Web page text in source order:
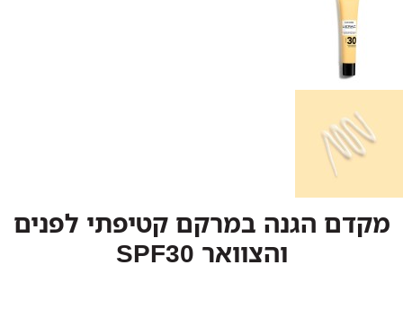
מקדם הגנה במרקם קטיפתי לפנים
והצוואר SPF30